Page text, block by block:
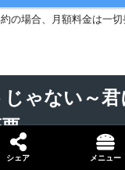
の場合、月額料金は一切
じゃない～君
シェア メニュー